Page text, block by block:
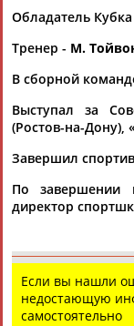
АБАРЕНОВ
АББАТЕ-
БУЛАТОВА
Обладатель
Тренер - М.
В сборной
Выступал за
(Ростов-на-Дону),
Завершил
По завершении
директор
Если вы нашли
недостающую
самостоятельно